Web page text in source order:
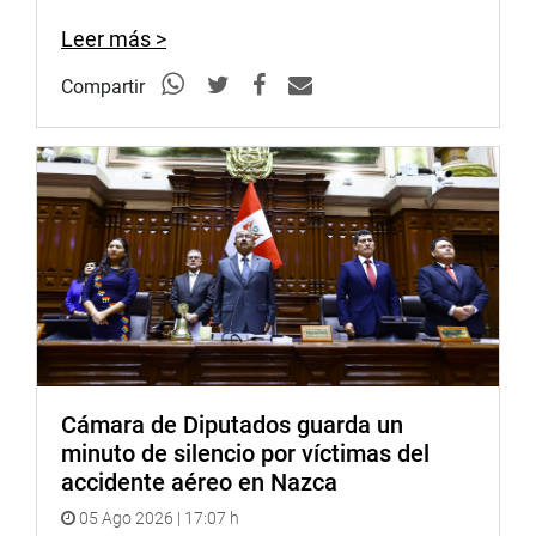
que, si Colombia desconoce tratados, el Perú podría
reclamar los territorios de Putumayo y Caquetá.
El legislador Diego Bazán (RP) calificó a Quintero de
político sin relevancia, mientras que su colega de
bancada, Noelia Herrera Medina sostuvo que el hecho no
es un impase sino una amenaza seria que exige acciones
inmediatas, incluyendo atención urgente a la población
de la isla Santa Rosa.
El congresista Flavio Cruz Mamani (PL) llamó a la unidad
nacional por encima de colores políticos. Mientras que
los parlamentarios Javier Padilla (HD) y Alfredo Pariona
(BS) demandaron atender las causas del conflicto y
respetar los lazos históricos con Colombia.
Los legisladores Eduardo Salhuana Cavides (APP) y
Héctor Valer Pinto (SP) coincidieron en que la Cancillería
debe explicar en el Congreso la posición peruana y las
Leer más >
Compartir
Cámara de Diputados guarda un
minuto de silencio por víctimas del
accidente aéreo en Nazca
05 Ago 2026 | 17:07 h